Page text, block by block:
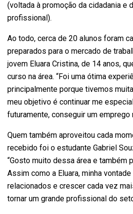
(voltada à promoção da cidadania e
profissional).
Ao todo, cerca de 20 alunos foram
preparados para o mercado de
jovem Eluara Cristina, de 14 anos,
curso na área. “Foi uma ótima
principalmente porque tivemos
meu objetivo é continuar me
futuramente, conseguir um emprego
Quem também aproveitou cada
recebido foi o estudante Gabriel
“Gosto muito dessa área e também
Assim como a Eluara, minha
relacionados e crescer cada vez
tornar um grande profissional do